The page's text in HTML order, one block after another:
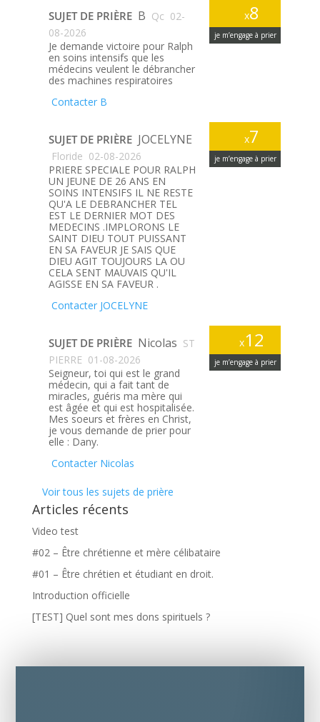
x8
je m’engage à prier
SUJET DE PRIÈRE B Qc 02-
08-2026
Je demande victoire pour Ralph
en soins intensifs que les
médecins veulent le débrancher
des machines respiratoires
Contacter B
x7
je m’engage à prier
SUJET DE PRIÈRE JOCELYNE
Floride 02-08-2026
PRIERE SPECIALE POUR RALPH
UN JEUNE DE 26 ANS EN
SOINS INTENSIFS IL NE RESTE
QU'A LE DEBRANCHER TEL
EST LE DERNIER MOT DES
MEDECINS .IMPLORONS LE
SAINT DIEU TOUT PUISSANT
EN SA FAVEUR JE SAIS QUE
DIEU AGIT TOUJOURS LA OU
CELA SENT MAUVAIS QU'IL
AGISSE EN SA FAVEUR .
Contacter JOCELYNE
x12
je m’engage à prier
SUJET DE PRIÈRE Nicolas ST
PIERRE 01-08-2026
Seigneur, toi qui est le grand
médecin, qui a fait tant de
miracles, guéris ma mère qui
est âgée et qui est hospitalisée.
Mes soeurs et frères en Christ,
je vous demande de prier pour
elle : Dany.
Contacter Nicolas
Voir tous les sujets de prière
Articles récents
Video test
#02 – Être chrétienne et mère célibataire
#01 – Être chrétien et étudiant en droit.
Introduction officielle
[TEST] Quel sont mes dons spirituels ?